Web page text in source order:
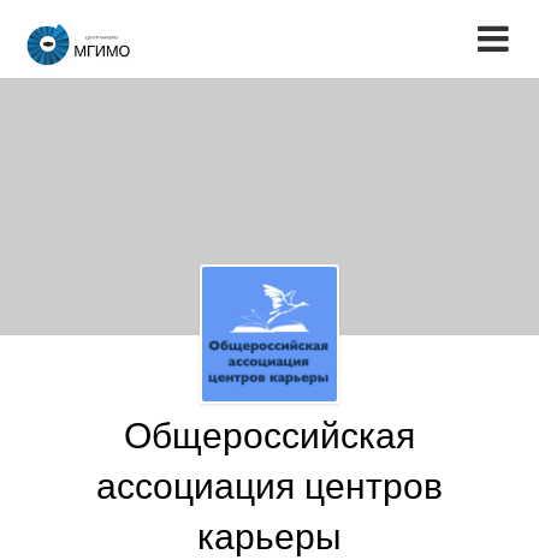
Общероссийская
ассоциация центров
карьеры